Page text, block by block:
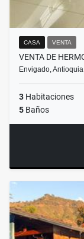
CASA VENTA
VENTA DE
Envigado,
3 Habitaciones
5 Baños